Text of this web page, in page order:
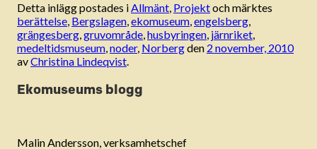
Detta inlägg postades iAllmänt, Projektoch märktes
berättelse, Bergslagen,ekomuseum,engelsberg,
grängesberg,gruvområde,husbyringen, järnriket,
medeltidsmuseum,noder, Norbergden 2 november, 2010
avChristina Lindeqvist.
Ekomuseums blogg
Malin Andersson, verksamhetschef